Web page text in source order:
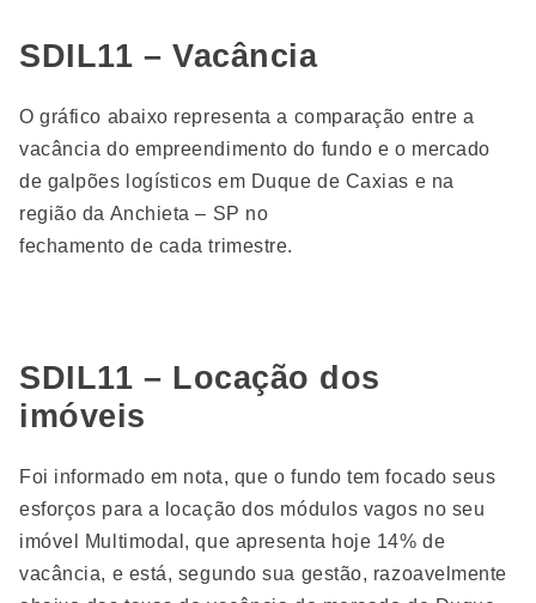
SDIL11 – Vacância
O gráfico abaixo representa a comparação entre a
vacância do empreendimento do fundo e o mercado
de galpões logísticos em Duque de Caxias e na
região da Anchieta – SP no
fechamento de cada trimestre.
SDIL11 – Locação dos
imóveis
Foi informado em nota, que o fundo tem focado seus
esforços para a locação dos módulos vagos no seu
imóvel Multimodal, que apresenta hoje 14% de
vacância, e está, segundo sua gestão, razoavelmente